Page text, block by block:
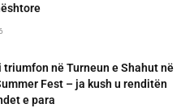
triumfon në Turneun e Shahut në
Fest – ja kush u renditën
e para